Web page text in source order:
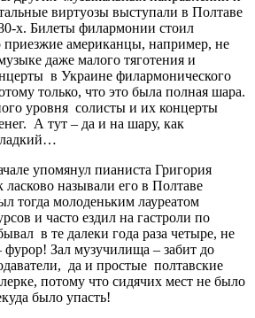
виртуозы выступали в Полтаве
х. Билеты филармонии стоил
приезжие американцы, например, не
даже малого тяготения и
в Украине филармонического
только, что это была полная шара.
уровня солисты и их концерты
А тут – да и на шару, как
упомянул пианиста Григория
называли его в Полтаве
тогда молоденьким лауреатом
и часто ездил на гастроли по
в те далеки года раза четыре, не
Зал музучилища – забит до
да и простые полтавские
потому что сидячих мест не было
было упасть!